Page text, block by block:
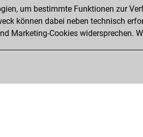
um bestimmte Funktionen zur
können dabei neben technisch
Marketing-Cookies widersprechen.